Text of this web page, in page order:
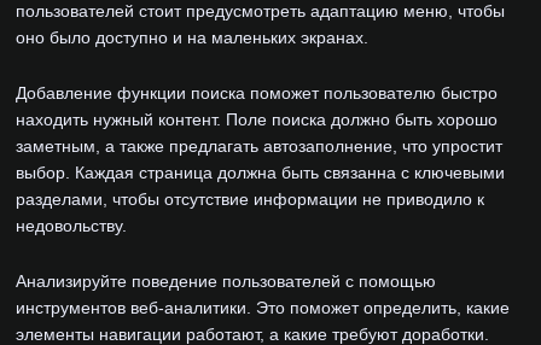
пользователей стоит предусмотреть адаптацию меню, чтобы
оно было доступно и на маленьких экранах.
Добавление функции поиска поможет пользователю быстро
находить нужный контент. Поле поиска должно быть хорошо
заметным, а также предлагать автозаполнение, что упростит
выбор. Каждая страница должна быть связанна с ключевыми
разделами, чтобы отсутствие информации не приводило к
недовольству.
Анализируйте поведение пользователей с помощью
инструментов веб-аналитики. Это поможет определить, какие
элементы навигации работают, а какие требуют доработки.